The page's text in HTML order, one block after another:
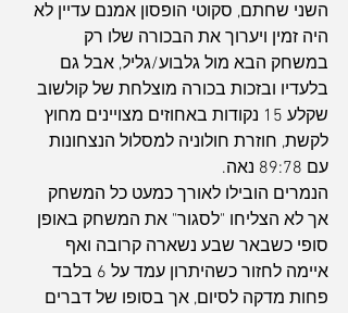
השני שחתם, סקוטי הופסון אמנם עדיין לא
היה זמין ויערוך את הבכורה שלו רק
במשחק הבא מול גלבוע/גליל, אבל גם
בלעדיו ובזכות בכורה מוצלחת של קולשוב
שקלע 15 נקודות באחוזים מצויינים מחוץ
לקשת, חוזרת חולוניה למסלול הנצחונות
עם 89:78 נאה.
הנמרים הובילו לאורך כמעט כל המשחק
אך לא הצליחו "לסגור" את המשחק באופן
סופי כשבאר שבע נשארה קרובה ואף
איימה לחזור כשהיתרון עמד על 6 בלבד
פחות מדקה לסיום, אך בסופו של דברים